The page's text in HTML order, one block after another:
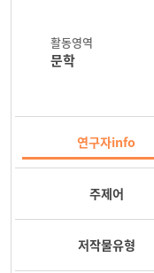
활동영역
문학
연구자info
주제어
저작물유형